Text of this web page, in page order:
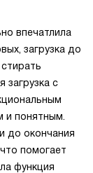
впечатлила
загрузка до
загрузка с
и понятным.
до окончания
помогает
функция